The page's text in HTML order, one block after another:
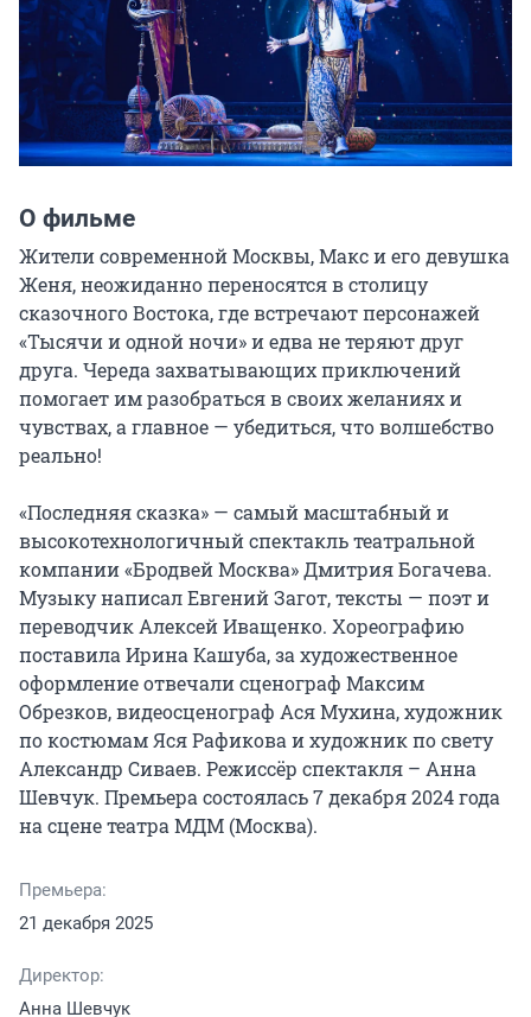
О фильме
Жители современной Москвы, Макс и его девушка
Женя, неожиданно переносятся в столицу
сказочного Востока, где встречают персонажей
«Тысячи и одной ночи» и едва не теряют друг
друга. Череда захватывающих приключений
помогает им разобраться в своих желаниях и
чувствах, а главное — убедиться, что волшебство
реально!
«Последняя сказка» — самый масштабный и
высокотехнологичный спектакль театральной
компании «Бродвей Москва» Дмитрия Богачева.
Музыку написал Евгений Загот, тексты — поэт и
переводчик Алексей Иващенко. Хореографию
поставила Ирина Кашуба, за художественное
оформление отвечали сценограф Максим
Обрезков, видеосценограф Ася Мухина, художник
по костюмам Яся Рафикова и художник по свету
Александр Сиваев. Режиссёр спектакля – Анна
Шевчук. Премьера состоялась 7 декабря 2024 года
на сцене театра МДМ (Москва).
Премьера:
21 декабря 2025
Директор:
Анна Шевчук